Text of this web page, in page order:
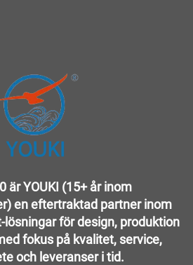
är YOUKI (15+ år inom
en eftertraktad partner inom
för design, produktion
fokus på kvalitet, service,
och leveranser i tid.